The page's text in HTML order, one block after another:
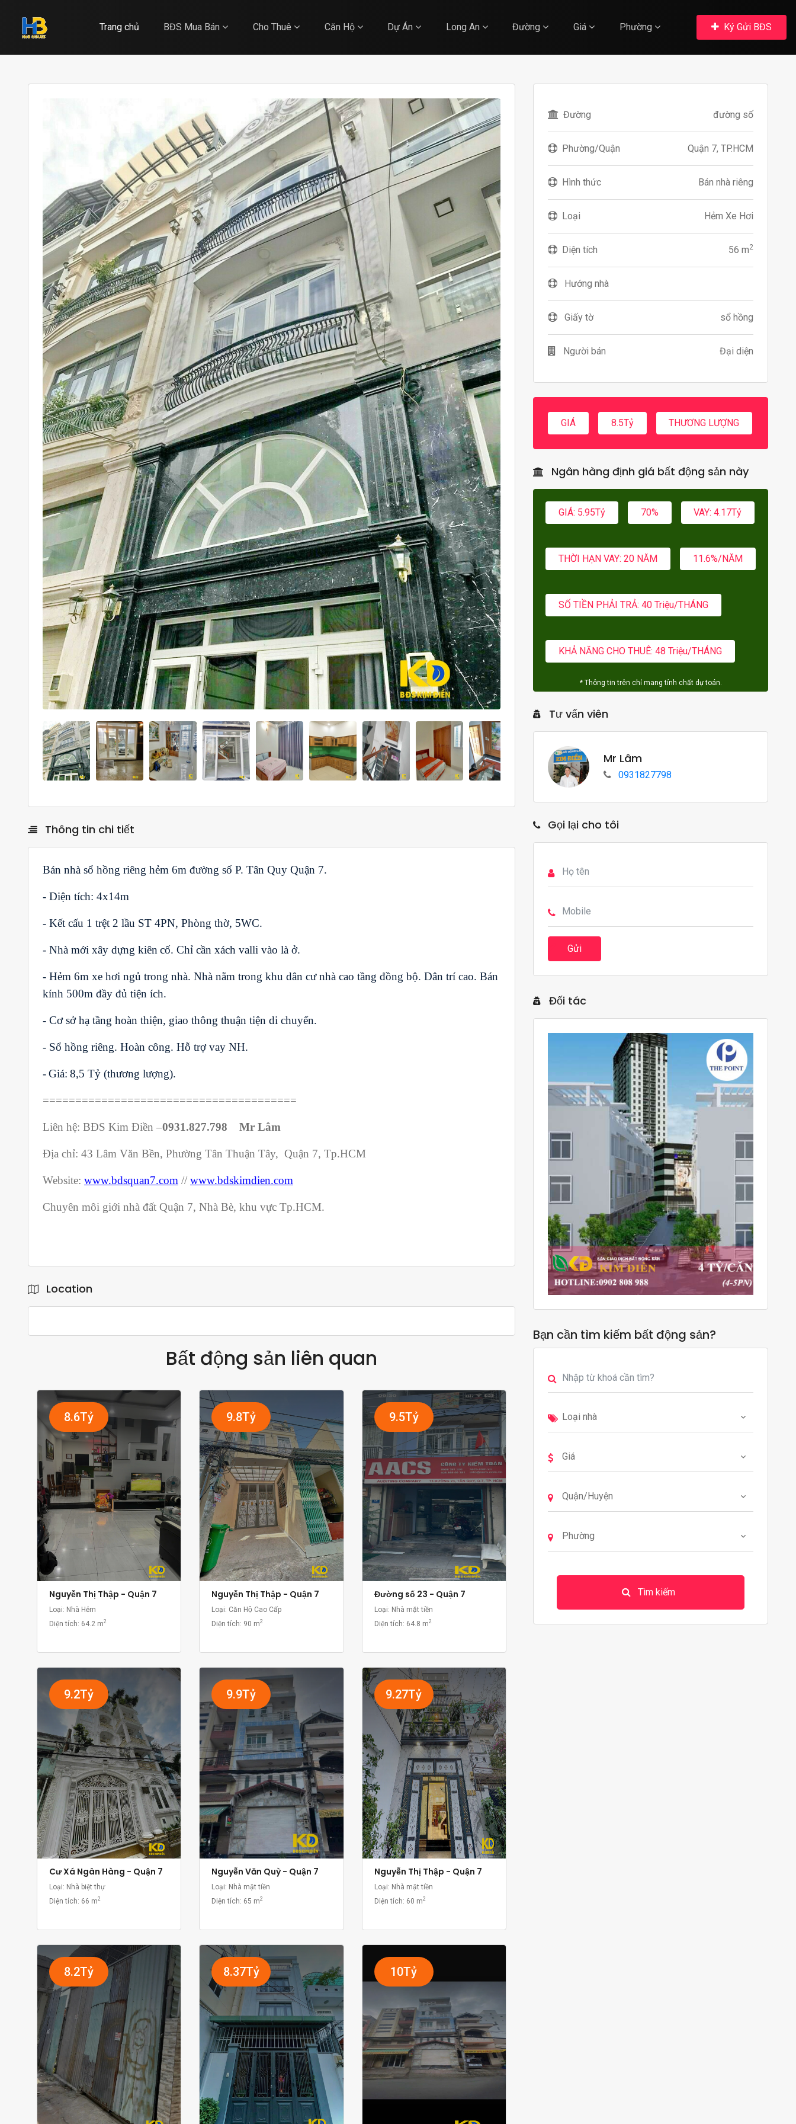
Trang chủ BĐS Mua Bán Cho Thuê Căn Hộ Dự Án Long An Đường Giá Phường Ký Gửi BĐS
Thông tin chi tiết
Bán nhà sổ hồng riêng hẻm 6m đường số P. Tân Quy Quận 7.
- Diện tích: 4x14m
- Kết cấu 1 trệt 2 lầu ST 4PN, Phòng thờ, 5WC.
- Nhà mới xây dựng kiên cố. Chỉ cần xách valli vào là ở.
- Hẻm 6m xe hơi ngủ trong nhà. Nhà nằm trong khu dân cư nhà cao tầng đồng bộ. Dân trí cao. Bán
kính 500m đầy đủ tiện ích.
- Cơ sở hạ tầng hoàn thiện, giao thông thuận tiện di chuyển.
- Sổ hồng riêng. Hoàn công. Hỗ trợ vay NH.
-Giá: 8,5 Tỷ (thương lượng).
=======================================
Liên hệ: BĐS Kim Điền –0931.827.798 Mr Lâm
Địa chỉ: 43 Lâm Văn Bền, Phường Tân Thuận Tây, Quận 7, Tp.HCM
Website: www.bdsquan7.com // www.bdskimdien.com
Chuyên môi giới nhà đất Quận 7, Nhà Bè, khu vực Tp.HCM.
Location
Bất động sản liên quan
8.6Tỷ
Nguyễn Thị Thập - Quận 7
Loại: Nhà Hẻm
Diện tích: 64.2 m2
9.8Tỷ
Nguyễn Thị Thập - Quận 7
Loại: Căn Hộ Cao Cấp
Diện tích: 90 m2
9.5Tỷ
Đường số 23 - Quận 7
Loại: Nhà mặt tiền
Diện tích: 64.8 m2
9.2Tỷ
Cư Xá Ngân Hàng - Quận 7
Loại: Nhà biệt thự
Diện tích: 66 m2
9.9Tỷ
Nguyễn Văn Quỳ - Quận 7
Loại: Nhà mặt tiền
Diện tích: 65 m2
9.27Tỷ
Nguyễn Thị Thập - Quận 7
Loại: Nhà mặt tiền
Diện tích: 60 m2
8.2Tỷ 8.37Tỷ 10Tỷ
Đường đường số
Phường/Quận Quận 7, TP.HCM
Hình thức Bán nhà riêng
Loại Hẻm Xe Hơi
Diện tích 56 m2
Hướng nhà
Giấy tờ sổ hồng
Người bán Đại diện
GIÁ 8.5Tỷ THƯƠNG LƯỢNG
Ngân hàng định giá bất động sản này
GIÁ: 5.95Tỷ 70% VAY: 4.17Tỷ
THỜI HẠN VAY: 20 NĂM 11.6%/NĂM
SỐ TIỀN PHẢI TRẢ: 40 Triệu/THÁNG
KHẢ NĂNG CHO THUÊ: 48 Triệu/THÁNG
* Thông tin trên chỉ mang tính chất dự toán.
Tư vấn viên
Mr Lâm
0931827798
Gọi lại cho tôi
Gửi
Đối tác
Bạn cần tìm kiếm bất động sản?
Tìm kiếm